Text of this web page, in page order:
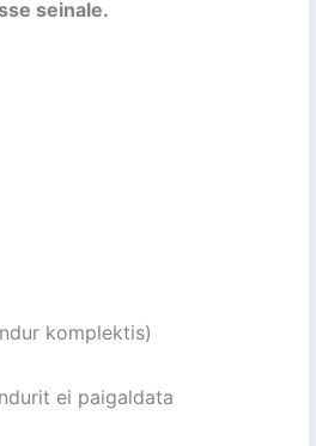
seinale.
komplektis)
ei paigaldata